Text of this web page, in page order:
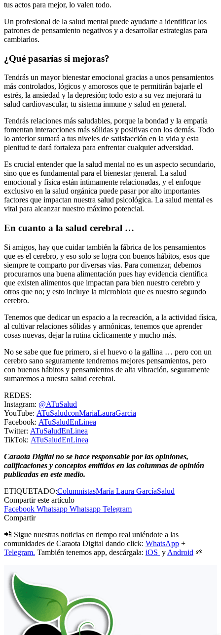
tus actos para mejor, lo valen todo.
Un profesional de la salud mental puede ayudarte a identificar los
patrones de pensamiento negativos y a desarrollar estrategias para
cambiarlos.
¿Qué pasarías si mejoras?
Tendrás un mayor bienestar emocional gracias a unos pensamientos
más controlados, lógicos y amorosos que te permitirán bajarle el
estrés, la ansiedad y la depresión; todo esto a su vez mejorará tu
salud cardiovascular, tu sistema inmune y salud en general.
Tendrás relaciones más saludables, porque la bondad y la empatía
fomentan interacciones más sólidas y positivas con los demás. Todo
lo anterior sumará a tus niveles de satisfacción en la vida y esta
plenitud te dará fortaleza para enfrentar cualquier adversidad.
Es crucial entender que la salud mental no es un aspecto secundario,
sino que es fundamental para el bienestar general. La salud
emocional y física están íntimamente relacionadas, y el enfoque
exclusivo en la salud orgánica puede pasar por alto importantes
factores que impactan nuestra salud psicológica. La salud mental es
vital para alcanzar nuestro máximo potencial.
En cuanto a la salud cerebral …
Si amigos, hay que cuidar también la fábrica de los pensamientos
que es el cerebro, y eso solo se logra con buenos hábitos, esos que
siempre te comparto por diversas vías. Para comenzar, debemos
procurarnos una buena alimentación pues hay evidencia científica
que existen alimentos que impactan para bien nuestro cerebro y
otros que no; y esto incluye la microbiota que es nuestro segundo
cerebro.
Tenemos que dedicar un espacio a la recreación, a la actividad física,
al cultivar relaciones sólidas y armónicas, tenemos que aprender
cosas nuevas, dejar la rutina cíclicamente y mucho más.
No se sabe que fue primero, si el huevo o la gallina … pero con un
cerebro sano seguramente tendremos mejores pensamientos, pero
con buenos hábitos y pensamientos de alta vibración, seguramente
sumaremos a nuestra salud cerebral.
REDES:
Instagram: @ATuSalud
YouTube: ATuSaludconMariaLauraGarcia
Facebook: ATuSaludEnLinea
Twitter: ATuSaludEnLinea
TikTok: ATuSaludEnLinea
Caraota Digital no se hace responsable por las opiniones,
calificaciones y conceptos emitidos en las columnas de opinión
publicadas en este medio.
ETIQUETADO:ColumnistasMaría Laura GarcíaSalud
Compartir este artículo
Facebook Whatsapp Whatsapp Telegram
Compartir
📲 Sigue nuestras noticias en tiempo real uniéndote a las
comunidades de Caraota Digital dando click: WhatsApp +
Telegram. También tenemos app, descárgala: iOS y Android 🌱